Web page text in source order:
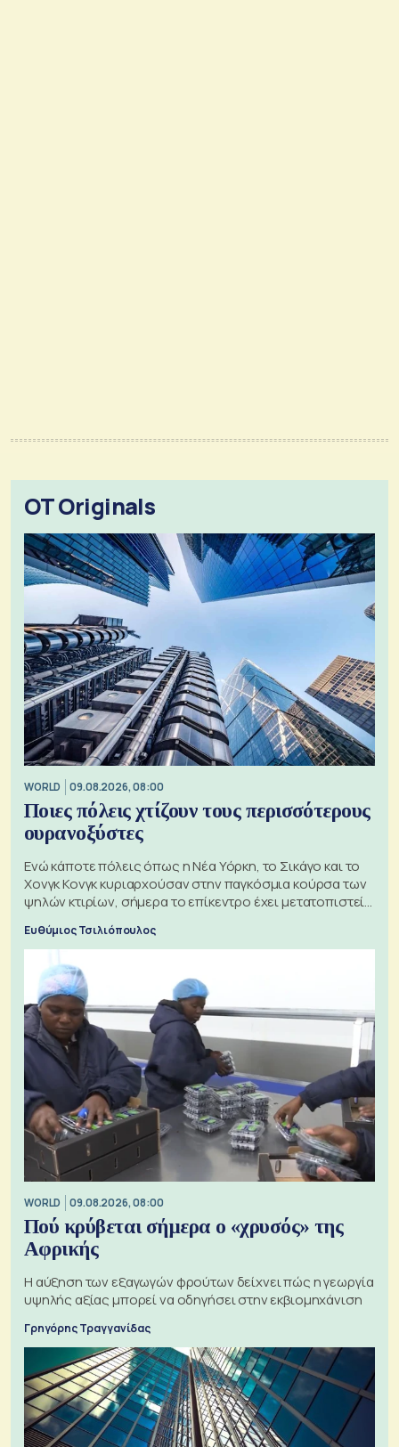
OT Originals
WORLD 09.08.2026, 08:00
Ποιες πόλεις χτίζουν τους περισσότερους
ουρανοξύστες
Ενώ κάποτε πόλεις όπως η Νέα Υόρκη, το Σικάγο και το
Χονγκ Κονγκ κυριαρχούσαν στην παγκόσμια κούρσα των
ψηλών κτιρίων, σήμερα το επίκεντρο έχει μετατοπιστεί
Ευθύμιος Τσιλιόπουλος
WORLD 09.08.2026, 08:00
Πού κρύβεται σήμερα ο «χρυσός» της
Αφρικής
Η αύξηση των εξαγωγών φρούτων δείχνει πώς η γεωργία
υψηλής αξίας μπορεί να οδηγήσει στην εκβιομηχάνιση
Γρηγόρης Τραγγανίδας